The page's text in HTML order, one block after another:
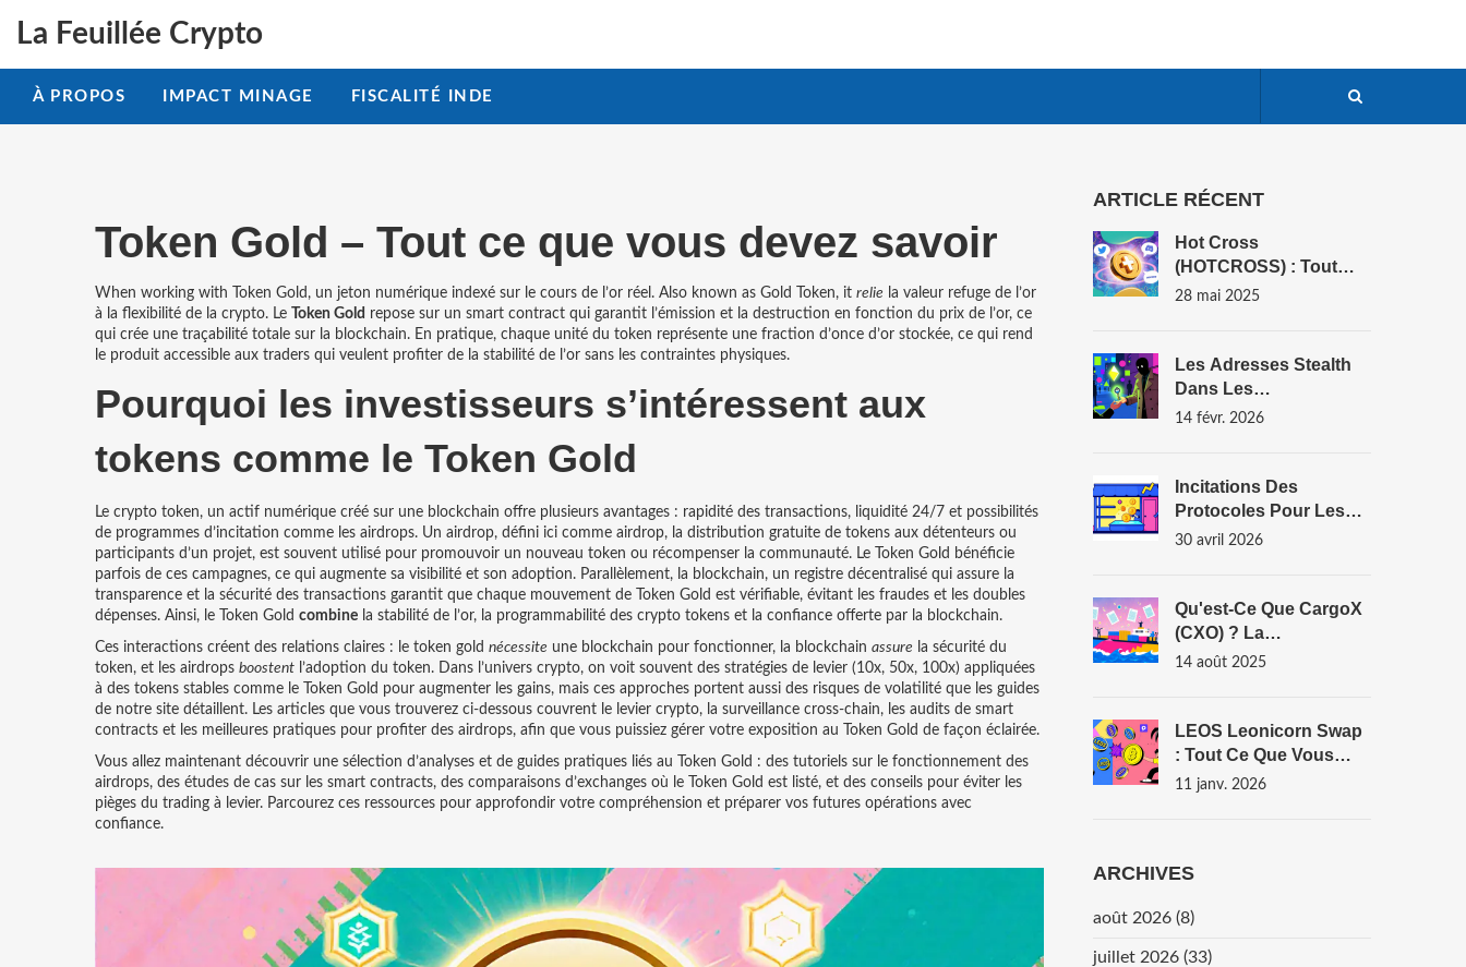
La Feuillée Crypto
À PROPOS IMPACT MINAGE FISCALITÉ INDE
Token Gold – Tout ce que vous devez savoir
When working with Token Gold , un jeton numérique indexé sur le cours de l’or réel . Also known as Gold Token, it relie la valeur refuge de l’or
à la flexibilité de la crypto. Le
Token Gold repose sur un smart contract qui garantit l’émission et la destruction en fonction du prix de l’or, ce
qui crée une traçabilité totale sur la blockchain. En pratique, chaque unité du token représente une fraction d’once d’or stockée, ce qui rend
le produit accessible aux traders qui veulent profiter de la stabilité de l’or sans les contraintes physiques.
Pourquoi les investisseurs s’intéressent aux
tokens comme le Token Gold
Le crypto token, un actif numérique créé sur une blockchain offre plusieurs avantages : rapidité des transactions, liquidité 24/7 et possibilités
de programmes d’incitation comme les airdrops. Un airdrop, défini ici comme airdrop, la distribution gratuite de tokens aux détenteurs ou
participants d’un projet, est souvent utilisé pour promouvoir un nouveau token ou récompenser la communauté. Le Token Gold bénéficie
parfois de ces campagnes, ce qui augmente sa visibilité et son adoption. Parallèlement, la blockchain, un registre décentralisé qui assure la
transparence et la sécurité des transactions garantit que chaque mouvement de Token Gold est vérifiable, évitant les fraudes et les doubles
dépenses. Ainsi, le Token Gold combine la stabilité de l’or, la programmabilité des crypto tokens et la confiance offerte par la blockchain.
Ces interactions créent des relations claires : le token gold nécessite une blockchain pour fonctionner, la blockchain assure la sécurité du
token, et les airdrops boostent l’adoption du token. Dans l’univers crypto, on voit souvent des stratégies de levier (10x, 50x, 100x) appliquées
à des tokens stables comme le Token Gold pour augmenter les gains, mais ces approches portent aussi des risques de volatilité que les guides
de notre site détaillent. Les articles que vous trouverez ci‑dessous couvrent le levier crypto, la surveillance cross‑chain, les audits de smart
contracts et les meilleures pratiques pour profiter des airdrops, afin que vous puissiez gérer votre exposition au Token Gold de façon éclairée.
Vous allez maintenant découvrir une sélection d’analyses et de guides pratiques liés au Token Gold : des tutoriels sur le fonctionnement des
airdrops, des études de cas sur les smart contracts, des comparaisons d’exchanges où le Token Gold est listé, et des conseils pour éviter les
pièges du trading à levier. Parcourez ces ressources pour approfondir votre compréhension et préparer vos futures opérations avec
confiance.
ARTICLE RÉCENT
Hot Cross
(HOTCROSS) : Tout
Savoir Sur L’airdrop Du
28 mai 2025
Les Adresses Stealth
Dans Les
Cryptomonnaies
Vie Privée
14 févr. 2026
Incitations Des
Protocoles Pour Les
Fournisseurs De
30 avril 2026
Qu'est-Ce Que CargoX
(CXO) ? La
Cryptomonnaie
Transport
14 août 2025
LEOS Leonicorn Swap
: Tout Ce Que Vous
Devez Savoir Sur La
11 janv. 2026
ARCHIVES
août 2026 (8)
juillet 2026 (33)